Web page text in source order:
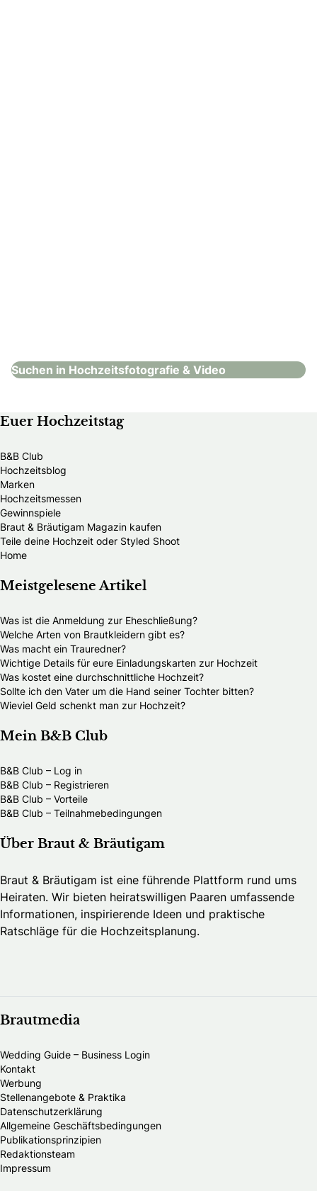
Suchen in Hochzeitsfotografie & Video
Euer Hochzeitstag
B&B Club
Hochzeitsblog
Marken
Hochzeitsmessen
Gewinnspiele
Braut & Bräutigam Magazin kaufen
Teile deine Hochzeit oder Styled Shoot
Home
Meistgelesene Artikel
Was ist die Anmeldung zur Eheschließung?
Welche Arten von Brautkleidern gibt es?
Was macht ein Trauredner?
Wichtige Details für eure Einladungskarten zur Hochzeit
Was kostet eine durchschnittliche Hochzeit?
Sollte ich den Vater um die Hand seiner Tochter bitten?
Wieviel Geld schenkt man zur Hochzeit?
Mein B&B Club
B&B Club – Log in
B&B Club – Registrieren
B&B Club – Vorteile
B&B Club – Teilnahmebedingungen
Über Braut & Bräutigam
Braut & Bräutigam ist eine führende Plattform rund ums
Heiraten. Wir bieten heiratswilligen Paaren umfassende
Informationen, inspirierende Ideen und praktische
Ratschläge für die Hochzeitsplanung.
Brautmedia
Wedding Guide – Business Login
Kontakt
Werbung
Stellenangebote & Praktika
Datenschutzerklärung
Allgemeine Geschäftsbedingungen
Publikationsprinzipien
Redaktionsteam
Impressum